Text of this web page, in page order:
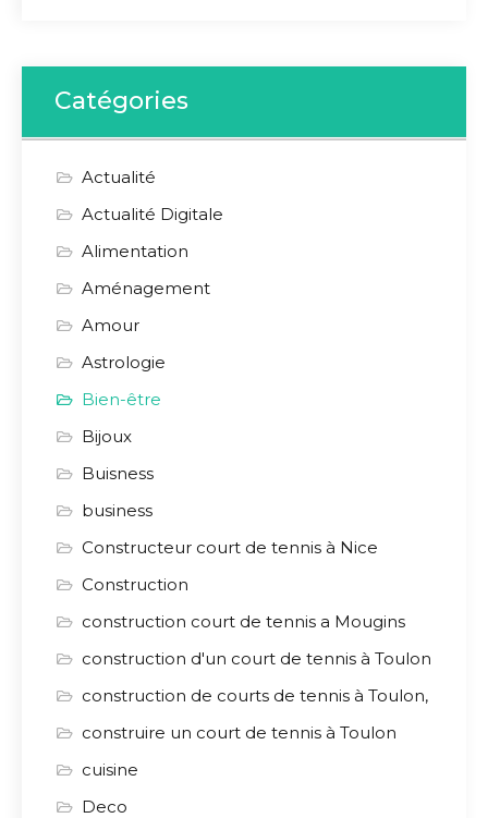
Catégories
Actualité
Actualité Digitale
Alimentation
Aménagement
Amour
Astrologie
Bien-être
Bijoux
Buisness
business
Constructeur court de tennis à Nice
Construction
construction court de tennis a Mougins
construction d'un court de tennis à Toulon
construction de courts de tennis à Toulon,
construire un court de tennis à Toulon
cuisine
Deco